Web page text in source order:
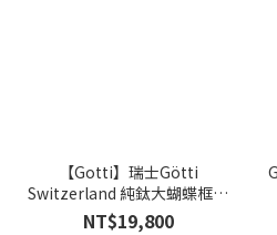
【Gotti】瑞士Götti
Switzerland 純鈦大蝴蝶框光
學眼鏡 AOSTA_GLB 2
NT$19,800